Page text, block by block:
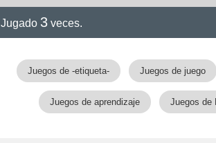
Jugado 3 veces.
Juegos de -etiqueta- Juegos de juego
Juegos de aprendizaje Juegos de